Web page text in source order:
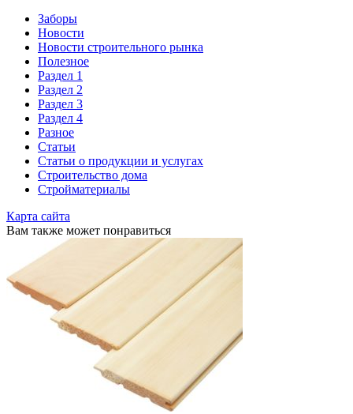
Заборы
Новости
Новости строительного рынка
Полезное
Раздел 1
Раздел 2
Раздел 3
Раздел 4
Разное
Статьи
Статьи o продукции и услугах
Строительство дома
Стройматериалы
Карта сайта
Вам также может понравиться